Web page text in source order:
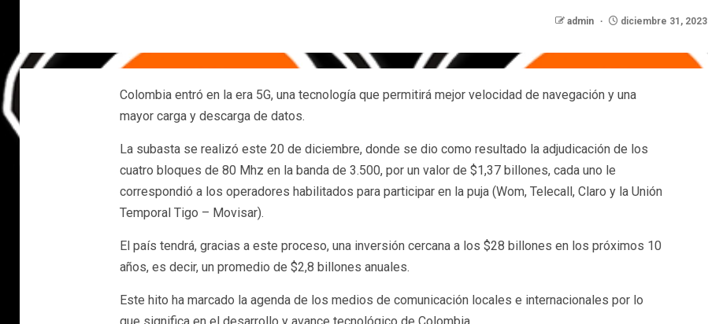
admin diciembre 31, 2023
Colombia entró en la era 5G, una tecnología que permitirá mejor velocidad de navegación y una
mayor carga y descarga de datos.
La subasta se realizó este 20 de diciembre, donde se dio como resultado la adjudicación de los
cuatro bloques de 80 Mhz en la banda de 3.500, por un valor de $1,37 billones, cada uno le
correspondió a los operadores habilitados para participar en la puja (Wom, Telecall, Claro y la Unión
Temporal Tigo – Movisar).
El país tendrá, gracias a este proceso, una inversión cercana a los $28 billones en los próximos 10
años, es decir, un promedio de $2,8 billones anuales.
Este hito ha marcado la agenda de los medios de comunicación locales e internacionales por lo